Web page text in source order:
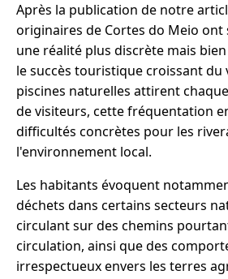
Après la publication de notre
originaires de Cortes do Meio
une réalité plus discrète mais
le succès touristique croissant du
piscines naturelles attirent
de visiteurs, cette fréquentation
difficultés concrètes pour les
l'environnement local.
Les habitants évoquent
déchets dans certains secteurs
circulant sur des chemins
circulation, ainsi que des
irrespectueux envers les terres